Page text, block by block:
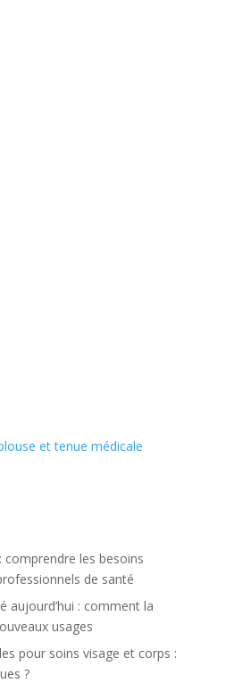
et tenue médicale
les besoins
de santé
aujourd’hui : comment la
usages
pour soins visage et corps :
?